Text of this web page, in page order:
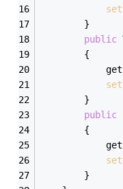
set
        }
public
        {
set
        }
public
        {
set
        }